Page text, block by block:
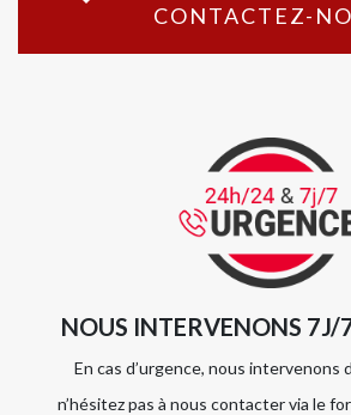
CONTACTEZ-
NOUS INTERVENONS
En cas d’urgence, nous intervenons
n’hésitez pas à nous contacter via le